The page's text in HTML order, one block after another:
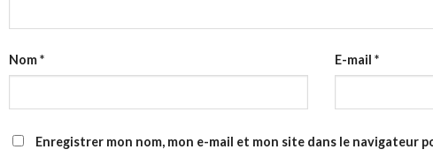
Nom* E-mail*
Enregistrer mon nom, mon e-mail et mon site dans le navigateur